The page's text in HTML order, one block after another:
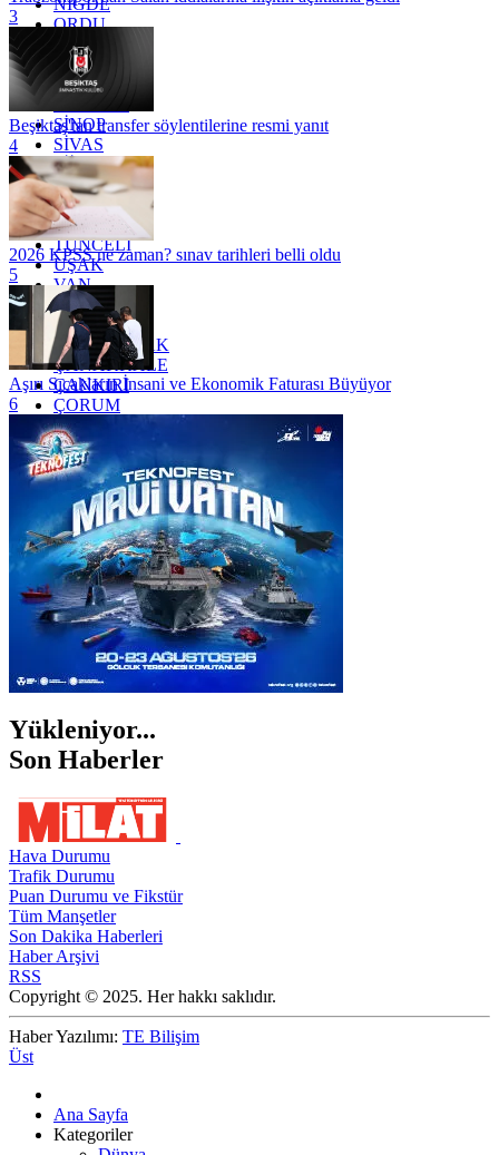
ORDU
OSMANİYE
RİZE
SAKARYA
SİNOP
SİVAS
SİİRT
TEKİRDAĞ
TOKAT
TRABZON
TUNCELİ
UŞAK
VAN
YALOVA
YOZGAT
ZONGULDAK
ÇANAKKALE
ÇANKIRI
ÇORUM
İSTANBUL
İZMİR
ŞANLIURFA
ŞIRNAK
3
Beşiktaş'tan transfer söylentilerine resmi yanıt
4
2026 KPSS ne zaman? sınav tarihleri belli oldu
5
Aşırı Sıcakların İnsani ve Ekonomik Faturası Büyüyor
6
Yükleniyor...
Son Haberler
Hava Durumu
Trafik Durumu
Puan Durumu ve Fikstür
Tüm Manşetler
Son Dakika Haberleri
Haber Arşivi
RSS
Copyright © 2025. Her hakkı saklıdır.
Haber Yazılımı: TE Bilişim
Üst
Ana Sayfa
Kategoriler